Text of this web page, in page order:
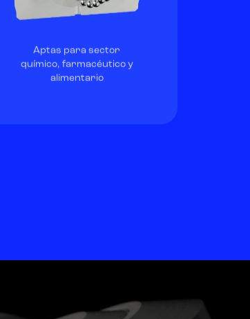
Aptas para sector
químico, farmacéutico y
alimentario